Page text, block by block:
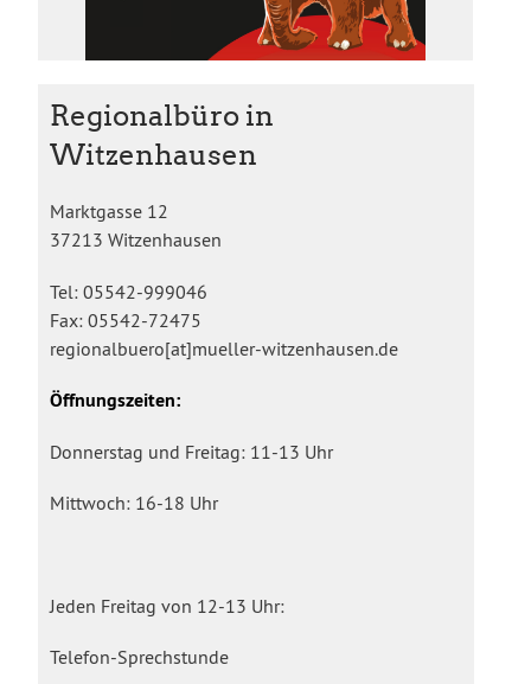
Regionalbüro in
Witzenhausen
Marktgasse 12
37213 Witzenhausen
Tel: 05542-999046
Fax: 05542-72475
regionalbuero[at]mueller-witzenhausen.de
Öffnungszeiten:
Donnerstag und Freitag: 11-13 Uhr
Mittwoch: 16-18 Uhr
Jeden Freitag von 12-13 Uhr:
Telefon-Sprechstunde